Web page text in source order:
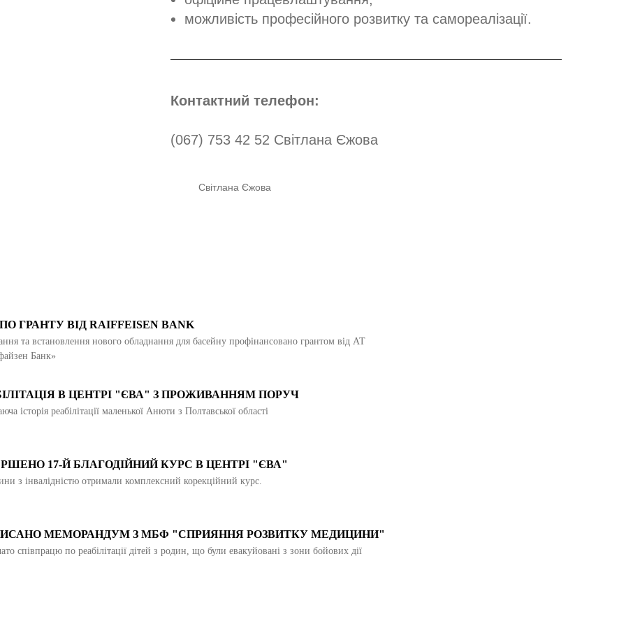
можливість професійного розвитку та самореалізації.
Контактний телефон:
(067) 753 42 52 Світлана Єжова
Світлана Єжова
ГРАНТУ ВІД RAIFFEISEN BANK
та встановлення нового обладнання для басейну профінансовано грантом від АТ
Банк»
В ЦЕНТРІ "ЄВА" З ПРОЖИВАННЯМ ПОРУЧ
історія реабілітації маленької Анюти з Полтавської області
17-Й БЛАГОДІЙНИЙ КУРС В ЦЕНТРІ "ЄВА"
з інвалідністю отримали комплексний корекційний курс.
МЕМОРАНДУМ З МБФ "СПРИЯННЯ РОЗВИТКУ МЕДИЦИНИ"
співпрацю по реабілітації дітей з родин, що були евакуйовані з зони бойових дії